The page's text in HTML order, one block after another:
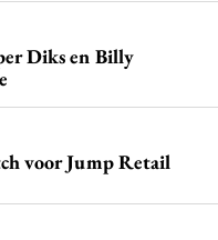
Diks en Billy
voor Jump Retail